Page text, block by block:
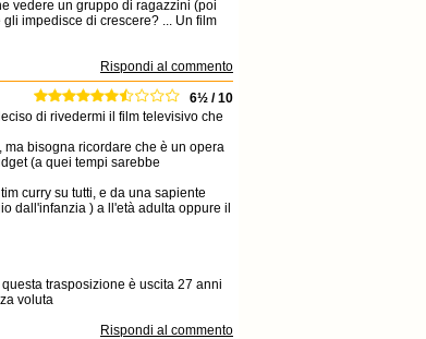
vedere un gruppo di ragazzini (poi
impedisce di crescere? ... Un film
Rispondi al commento
6½ / 10
di rivedermi il film televisivo che
bisogna ricordare che è un opera
(a quei tempi sarebbe
curry su tutti, e da una sapiente
dall'infanzia ) a ll'età adulta oppure il
trasposizione è uscita 27 anni
voluta
Rispondi al commento